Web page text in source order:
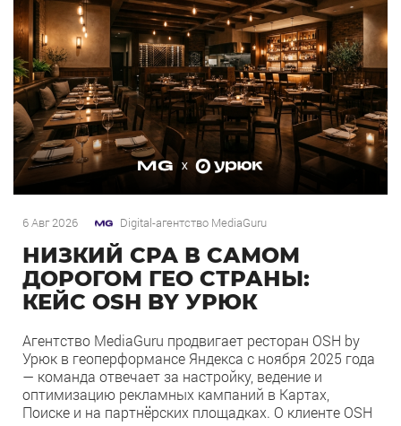
6 Авг 2026 Digital-агентство MediaGuru
НИЗКИЙ CPA В САМОМ
ДОРОГОМ ГЕО СТРАНЫ:
КЕЙС OSH BY УРЮК
Агентство MediaGuru продвигает ресторан OSH by
Урюк в геоперформансе Яндекса с ноября 2025 года
— команда отвечает за настройку, ведение и
оптимизацию рекламных кампаний в Картах,
Поиске и на партнёрских площадках. О клиенте OSH